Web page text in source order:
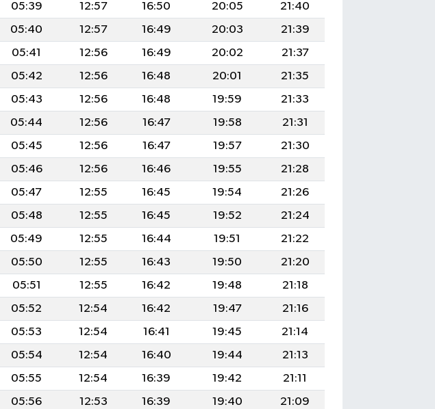
05:39 12:57 16:50 20:05
21:40
05:40 12:57 16:49 20:03
21:39
05:41 12:56 16:49 20:02
21:37
05:42 12:56 16:48 20:01
21:35
05:43 12:56 16:48 19:59
21:33
05:44 12:56 16:47 19:58
21:31
05:45 12:56 16:47 19:57
21:30
05:46 12:56 16:46 19:55
21:28
05:47 12:55 16:45 19:54
21:26
05:48 12:55 16:45 19:52
21:24
05:49 12:55 16:44 19:51
21:22
05:50 12:55 16:43 19:50
21:20
05:51 12:55 16:42 19:48
21:18
05:52 12:54 16:42 19:47
21:16
05:53 12:54 16:41 19:45
21:14
05:54 12:54 16:40 19:44
21:13
05:55 12:54 16:39 19:42
21:11
05:56 12:53 16:39 19:40
21:09